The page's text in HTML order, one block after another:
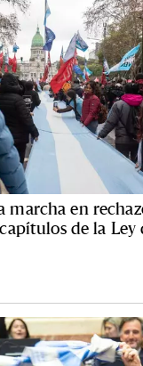
marcha en
de la Ley